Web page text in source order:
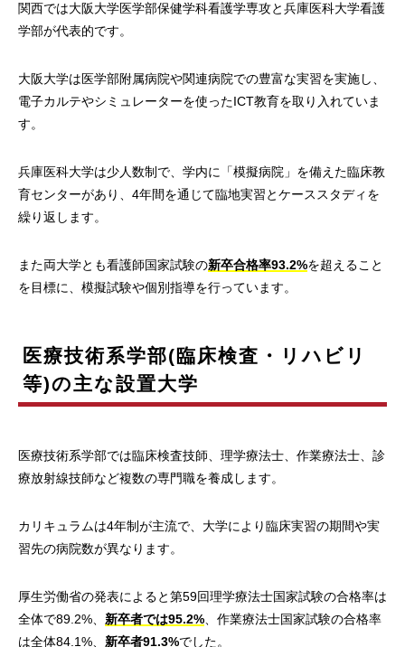
関西では大阪大学医学部保健学科看護学専攻と兵庫医科大学看護
学部が代表的です。
大阪大学は医学部附属病院や関連病院での豊富な実習を実施し、
電子カルテやシミュレーターを使ったICT教育を取り入れていま
す。
兵庫医科大学は少人数制で、学内に「模擬病院」を備えた臨床教
育センターがあり、4年間を通じて臨地実習とケーススタディを
繰り返します。
また両大学とも看護師国家試験の新卒合格率93.2%を超えること
を目標に、模擬試験や個別指導を行っています。
医療技術系学部(臨床検査・リハビリ
等)の主な設置大学
医療技術系学部では臨床検査技師、理学療法士、作業療法士、診
療放射線技師など複数の専門職を養成します。
カリキュラムは4年制が主流で、大学により臨床実習の期間や実
習先の病院数が異なります。
厚生労働省の発表によると第59回理学療法士国家試験の合格率は
全体で89.2%、 新卒者では95.2% 、作業療法士国家試験の合格率
は全体84.1%、 新卒者91.3%でした。